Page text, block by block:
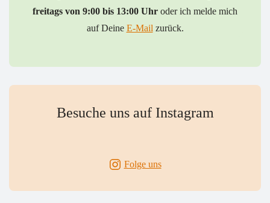
freitags von 9:00 bis 13:00 Uhr oder ich melde mich
auf Deine E-Mail zurück.
Besuche uns auf Instagram
Folge uns